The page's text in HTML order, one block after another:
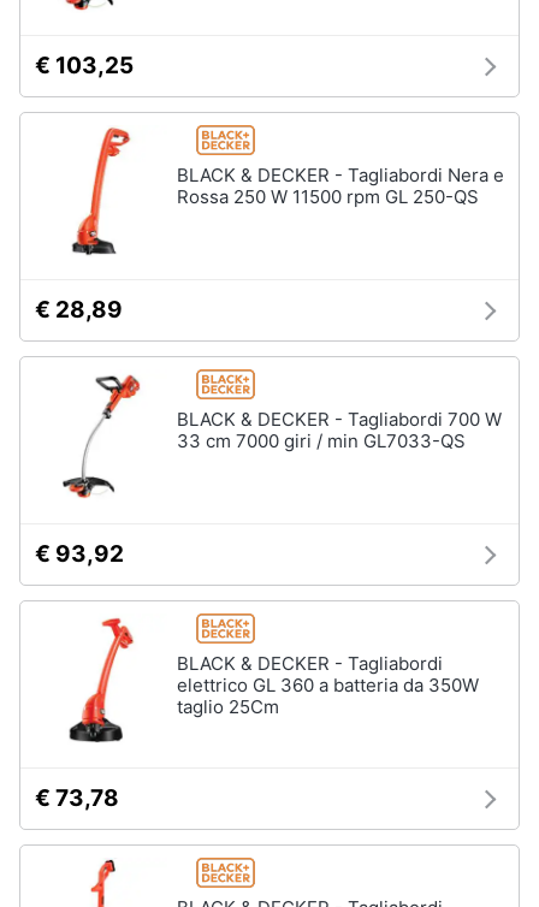
Interruttori
Vedi
tutti
Coltivazione
Semina
Carriola
Zappa
Nebulizzatore
Sicurezza
e
automazione
Telecamere
Termostato
Telecamere
Cronotermostato
Vedi
tutti
€ 103,25
BLACK & DECKER - Tagliabordi Nera e
Rossa 250 W 11500 rpm GL 250-QS
€ 28,89
BLACK & DECKER - Tagliabordi 700 W
33 cm 7000 giri / min GL7033-QS
€ 93,92
BLACK & DECKER - Tagliabordi
elettrico GL 360 a batteria da 350W
taglio 25Cm
€ 73,78